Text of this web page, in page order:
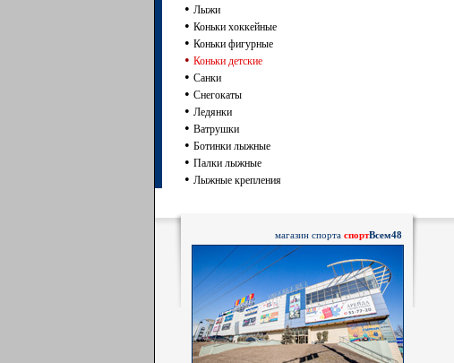
• Лыжи
• Коньки хоккейные
• Коньки фигурные
• Коньки детские
• Санки
• Снегокаты
• Ледянки
• Ватрушки
• Ботинки лыжные
• Палки лыжные
• Лыжные крепления
магазин спорта спортВсем48